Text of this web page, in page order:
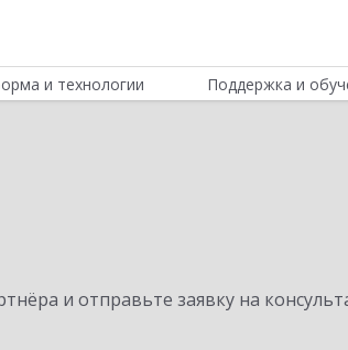
и технологии Поддержка и
и отправьте заявку на